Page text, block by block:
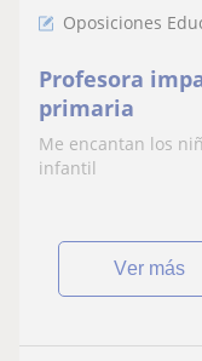
Oposiciones
Profesora
primaria
Me encantan los
infantil
ver más